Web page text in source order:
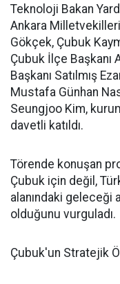
Teknoloji Bakan
Ankara
Gökçek, Çubuk
Çubuk İlçe Başkanı
Başkanı Satılmış
Mustafa Günhan
Seungjoo Kim,
davetli katıldı.
Törende konuşan
Çubuk için değil,
alanındaki geleceği
olduğunu vurguladı.
Çubuk'un Stratejik